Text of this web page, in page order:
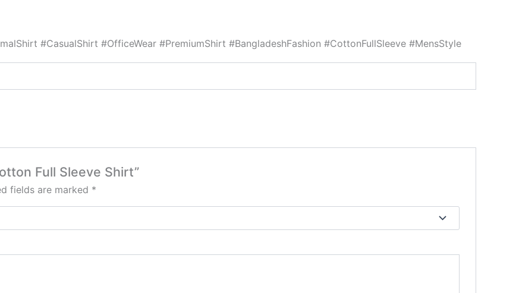
#CasualShirt #OfficeWear #PremiumShirt #BangladeshFashion #CottonFullSleeve #MensStyle
Full Sleeve Shirt”
fields are marked *